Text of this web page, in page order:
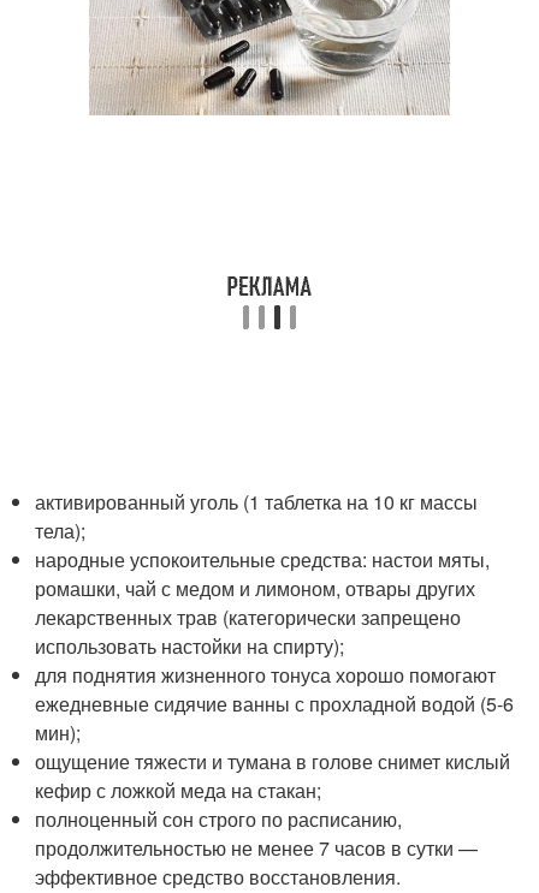
активированный уголь (1 таблетка на 10 кг массы
тела);
народные успокоительные средства: настои мяты,
ромашки, чай с медом и лимоном, отвары других
лекарственных трав (категорически запрещено
использовать настойки на спирту);
для поднятия жизненного тонуса хорошо помогают
ежедневные сидячие ванны с прохладной водой (5-6
мин);
ощущение тяжести и тумана в голове снимет кислый
кефир с ложкой меда на стакан;
полноценный сон строго по расписанию,
продолжительностью не менее 7 часов в сутки —
эффективное средство восстановления.